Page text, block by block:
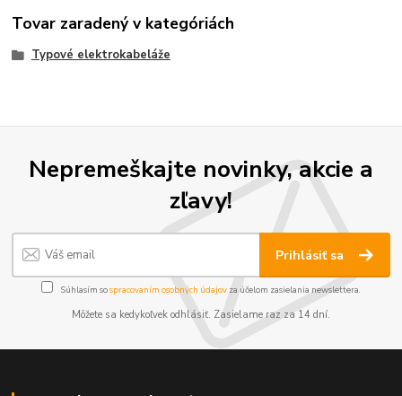
Tovar zaradený v kategóriách
Typové elektrokabeláže
Nepremeškajte novinky, akcie a
zľavy!
Prihlásiť sa
Súhlasím sospracovaním osobných údajov za účelom zasielania newslettera.
Môžete sa kedykoľvek odhlásiť. Zasielame raz za 14 dní.